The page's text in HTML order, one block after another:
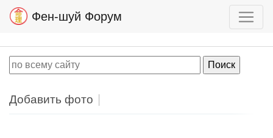
Фен-шуй Форум
Добавить фото